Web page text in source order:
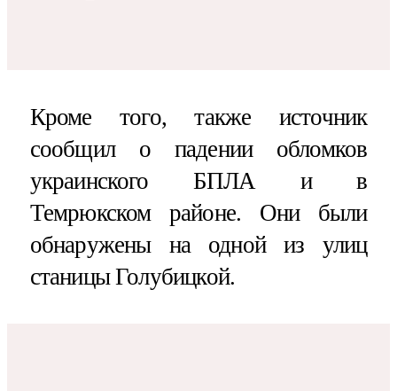
Кроме того, также источник
сообщил о падении обломков
украинского БПЛА и в
Темрюкском районе. Они были
обнаружены на одной из улиц
станицы Голубицкой.